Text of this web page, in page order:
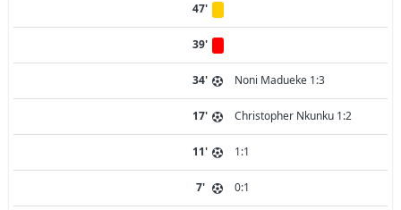
47'
39'
34' Noni Madueke 1:3
17' Christopher Nkunku 1:2
11' 1:1
7' 0:1